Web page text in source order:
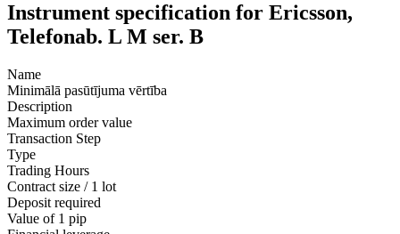
Instrument specification for Ericsson,
Telefonab. L M ser. B
Name
Minimālā pasūtījuma vērtība
Description
Maximum order value
Transaction Step
Type
Trading Hours
Contract size / 1 lot
Deposit required
Value of 1 pip